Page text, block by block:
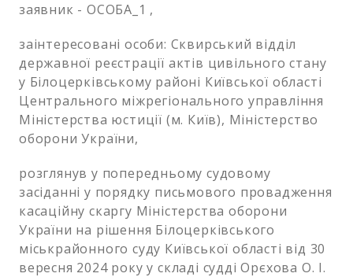
заявник - ОСОБА_1 ,
заінтересовані особи: Сквирський відділ
державної реєстрації актів цивільного стану
у Білоцерківському районі Київської області
Центрального міжрегіонального управління
Міністерства юстиції (м. Київ), Міністерство
оборони України,
розглянув у попередньому судовому
засіданні у порядку письмового провадження
касаційну скаргу Міністерства оборони
України на рішення Білоцерківського
міськрайонного суду Київської області від 30
вересня 2024 року у складі судді Орєхова О. І.